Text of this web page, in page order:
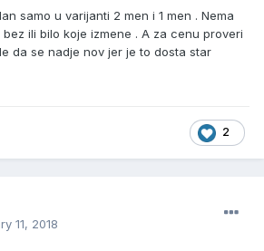
samo u varijanti 2 men i 1 men . Nema
ili bilo koje izmene . A za cenu proveri
da se nadje nov jer je to dosta star
2
11, 2018